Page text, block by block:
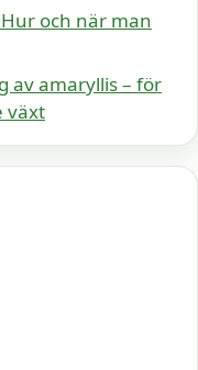
och när man
av amaryllis – för
växt